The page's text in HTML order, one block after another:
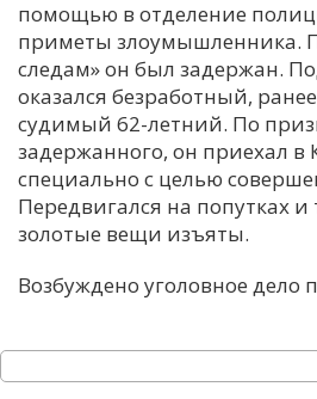
М
Н
помощью в отделение
приметы злоумышленника.
следам» он был задержан.
оказался безработный,
судимый 62-летний. По
задержанного, он приехал в
специально с целью
Передвигался на попутках
золотые вещи изъяты.
Возбуждено уголовное дело